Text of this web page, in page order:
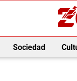
Sociedad